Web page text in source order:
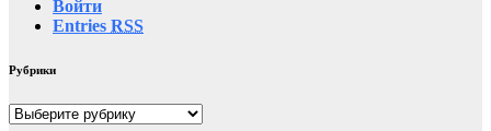
Войти
Entries RSS
Рубрики
Рубрики